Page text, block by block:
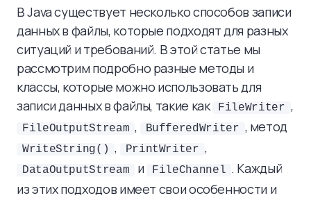
В Java существует несколько способов записи
данных в файлы, которые подходят для разных
ситуаций и требований. В этой статье мы
рассмотрим подробно разные методы и
классы, которые можно использовать для
записи данных в файлы, такие как
FileWriter ,
FileOutputStream , BufferedWriter , метод
WriteString() , PrintWriter ,
DataOutputStream и FileChannel . Каждый
из этих подходов имеет свои особенности и